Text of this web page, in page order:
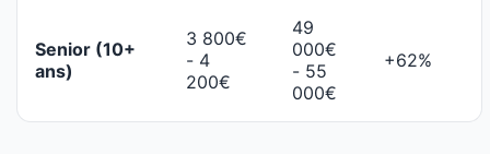
Senior (10+
ans)
3 800€
- 4
200€
49
000€
- 55
000€
+62%